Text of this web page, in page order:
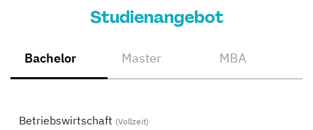
Studienangebot
Bachelor Master MBA
Betriebswirtschaft (Vollzeit)